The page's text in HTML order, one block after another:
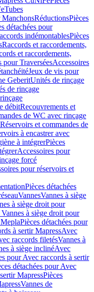
Tubes
ManchonsRéductionsPièces
détachées pour
indémontablesPièces
Raccords et raccordements,
et raccordements,
pour TraverséesAccessoires
Jeux de vis pour
GeberitUnités de rinçage
de rinçage
débitRecouvrements et
de WC avec rinçage
et commandes de
à encastrer avec
à intégrerPièces
Accessoires pour
forcé
pour réservoirs et
Pièces détachées
VannesVannes à siège
à siège droit pour
à siège droit pour
Pièces détachées pour
à sertir MapressAvec
raccords filetésVannes à
à siège inclinéAvec
pour Avec raccords à sertir
détachées pour Avec
MapressPièces
Vannes de